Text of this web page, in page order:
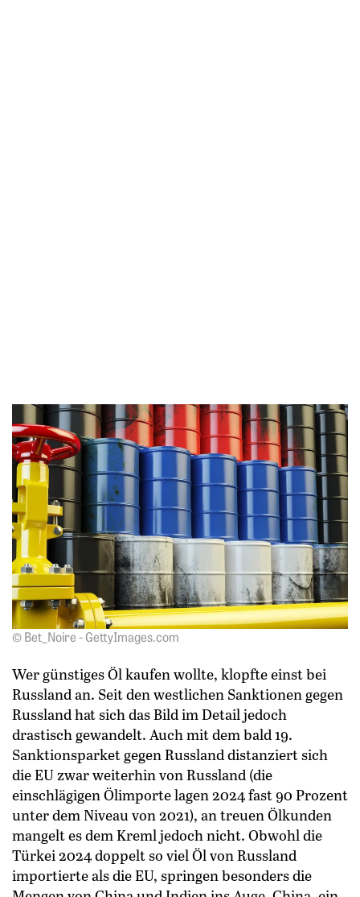
© Bet_Noire - GettyImages.com
Wer günstiges Öl kaufen wollte, klopfte einst bei
Russland an. Seit den westlichen Sanktionen gegen
Russland hat sich das Bild im Detail jedoch
drastisch gewandelt. Auch mit dem bald 19.
Sanktionsparket gegen Russland distanziert sich
die EU zwar weiterhin von Russland (die
einschlägigen Ölimporte lagen 2024 fast 90 Prozent
unter dem Niveau von 2021), an treuen Ölkunden
mangelt es dem Kreml jedoch nicht. Obwohl die
Türkei 2024 doppelt so viel Öl von Russland
importierte als die EU, springen besonders die